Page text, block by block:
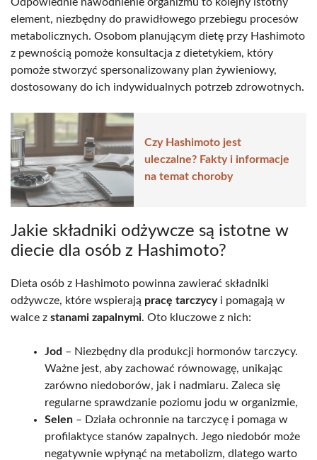
element, niezbędny do prawidłowego przebiegu procesów
metabolicznych. Osobom planującym dietę przy Hashimoto
z pewnością pomoże konsultacja z dietetykiem, który
pomoże stworzyć spersonalizowany plan żywieniowy,
dostosowany do ich indywidualnych potrzeb zdrowotnych.
Czy Hashimoto jest
uleczalne? Fakty i informacje
na temat choroby
Jakie składniki odżywcze są istotne w
diecie dla osób z Hashimoto?
Dieta osób z Hashimoto powinna zawierać składniki
odżywcze, które wspierają pracę tarczycyi pomagają w
walce z stanami zapalnymi. Oto kluczowe z nich:
Jod – Niezbędny dla produkcji hormonów tarczycy.
Ważne jest, aby zachować równowagę, unikając
zarówno niedoborów, jak i nadmiaru. Zaleca się
regularne sprawdzanie poziomu jodu w organizmie,
Selen – Działa ochronnie na tarczycę i pomaga w
profilaktyce stanów zapalnych. Jego niedobór może
negatywnie wpłynąć na metabolizm, dlatego warto